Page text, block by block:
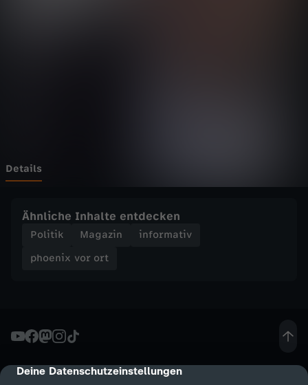
cmp-dialog-description
Deine Datenschutzeinstellungen
t
M
t
h
Details
Ähnliche Inhalte entdecken
Politik Magazin
informativ
phoenix vor ort